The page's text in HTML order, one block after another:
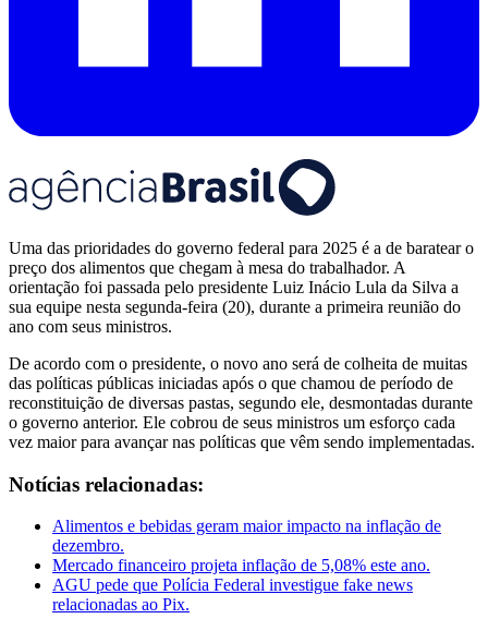
Uma das prioridades do governo federal para 2025 é a de baratear o
preço dos alimentos que chegam à mesa do trabalhador. A
orientação foi passada pelo presidente Luiz Inácio Lula da Silva a
sua equipe nesta segunda-feira (20), durante a primeira reunião do
ano com seus ministros.
De acordo com o presidente, o novo ano será de colheita de muitas
das políticas públicas iniciadas após o que chamou de período de
reconstituição de diversas pastas, segundo ele, desmontadas durante
o governo anterior. Ele cobrou de seus ministros um esforço cada
vez maior para avançar nas políticas que vêm sendo implementadas.
Notícias relacionadas:
Alimentos e bebidas geram maior impacto na inflação de
dezembro.
Mercado financeiro projeta inflação de 5,08% este ano.
AGU pede que Polícia Federal investigue fake news
relacionadas ao Pix.